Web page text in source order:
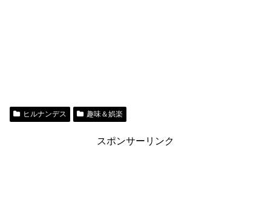
ヒルナンデス 趣味＆娯楽
スポンサーリンク